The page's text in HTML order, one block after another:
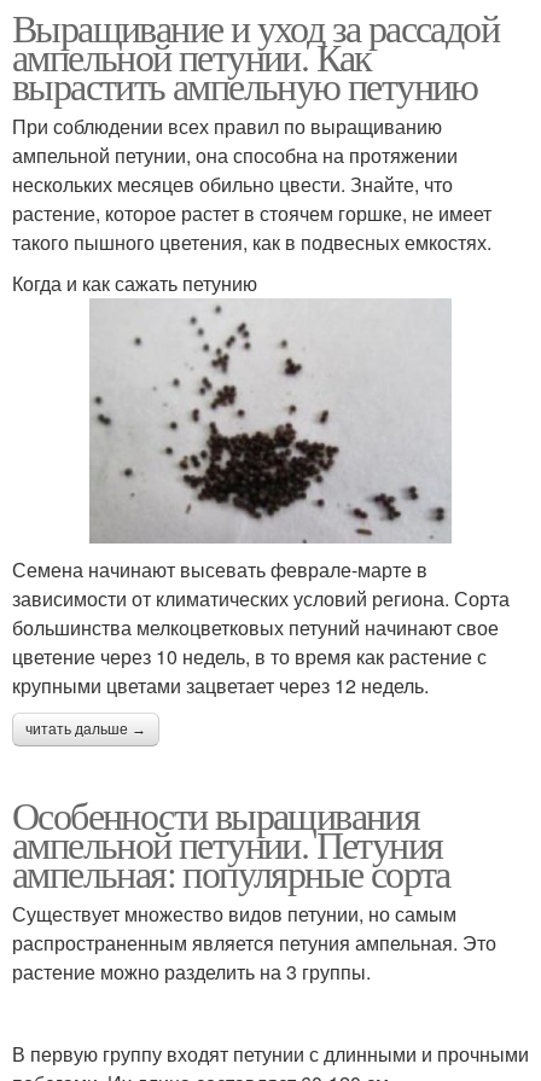
Выращивание и уход за рассадой
ампельной петунии. Как
вырастить ампельную петунию
При соблюдении всех правил по выращиванию
ампельной петунии, она способна на протяжении
нескольких месяцев обильно цвести. Знайте, что
растение, которое растет в стоячем горшке, не имеет
такого пышного цветения, как в подвесных емкостях.
Когда и как сажать петунию
Семена начинают высевать феврале-марте в
зависимости от климатических условий региона. Сорта
большинства мелкоцветковых петуний начинают свое
цветение через 10 недель, в то время как растение с
крупными цветами зацветает через 12 недель.
читать дальше →
Особенности выращивания
ампельной петунии. Петуния
ампельная: популярные сорта
Существует множество видов петунии, но самым
распространенным является петуния ампельная. Это
растение можно разделить на 3 группы.
В первую группу входят петунии с длинными и прочными